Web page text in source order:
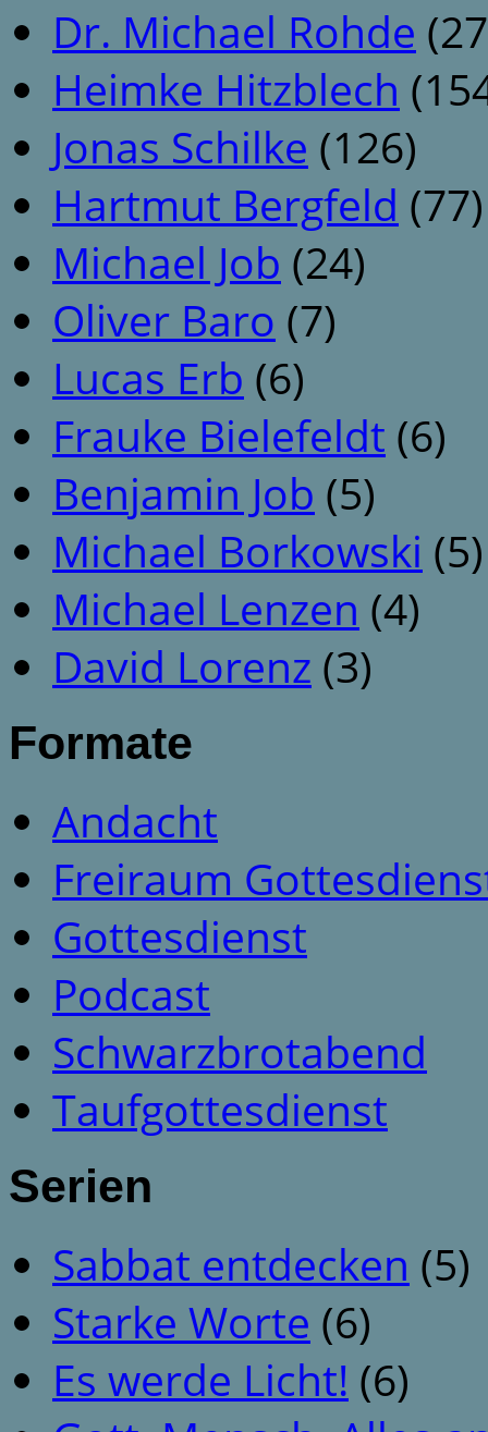
Dr. Michael Rohde
Heimke Hitzblech
Jonas Schilke (126)
Hartmut Bergfeld (77)
Michael Job (24)
Oliver Baro (7)
Lucas Erb (6)
Frauke Bielefeldt (6)
Benjamin Job (5)
Michael Borkowski (5)
Michael Lenzen (4)
David Lorenz (3)
Formate
Andacht
Freiraum
Gottesdienst
Podcast
Schwarzbrotabend
Taufgottesdienst
Serien
Sabbat entdecken (5)
Starke Worte (6)
Es werde Licht! (6)